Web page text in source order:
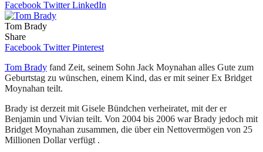
Facebook Twitter LinkedIn
Tom Brady
Share
Facebook Twitter Pinterest
Tom Brady fand Zeit, seinem Sohn Jack Moynahan alles Gute zum
Geburtstag zu wünschen, einem Kind, das er mit seiner Ex Bridget
Moynahan teilt.
Brady ist derzeit mit Gisele Bündchen verheiratet, mit der er
Benjamin und Vivian teilt. Von 2004 bis 2006 war Brady jedoch mit
Bridget Moynahan zusammen, die über ein Nettovermögen von 25
Millionen Dollar verfügt .